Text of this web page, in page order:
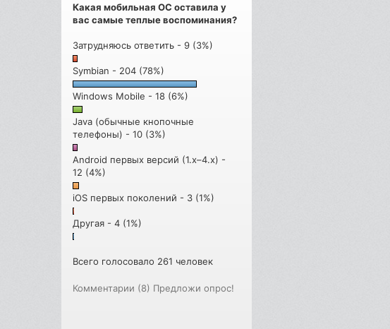
Какая мобильная ОС оставила у
вас самые теплые воспоминания?
Затрудняюсь ответить - 9 (3%)
Symbian - 204 (78%)
Windows Mobile - 18 (6%)
Java (обычные кнопочные
телефоны) - 10 (3%)
Android первых версий (1.x–4.x) -
12 (4%)
iOS первых поколений - 3 (1%)
Другая - 4 (1%)
Всего голосовало 261 человек
Комментарии (8) Предложи опрос!